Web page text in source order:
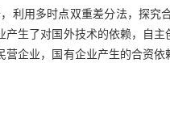
利用多时点双重差分法，探
生了对国外技术的依赖，自
企业，国有企业产生的合资